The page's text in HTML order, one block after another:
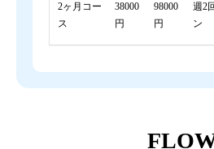
2ヶ月コー
ス
38000
円
98000
円
週2
ン